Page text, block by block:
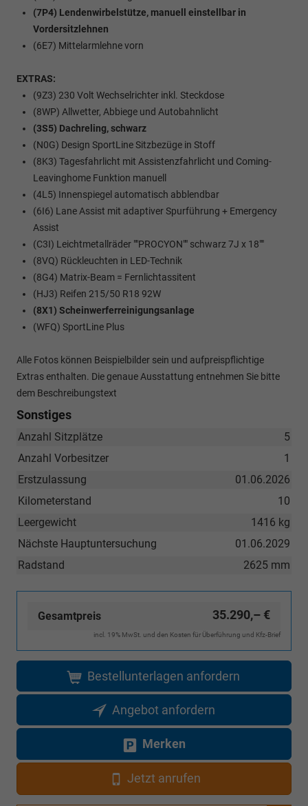
(7P4) Lendenwirbelstütze, manuell einstellbar in
Vordersitzlehnen
(6E7) Mittelarmlehne vorn
EXTRAS:
(9Z3) 230 Volt Wechselrichter inkl. Steckdose
(8WP) Allwetter, Abbiege und Autobahnlicht
(3S5) Dachreling, schwarz
(N0G) Design SportLine Sitzbezüge in Stoff
(8K3) Tagesfahrlicht mit Assistenzfahrlicht und Coming-
Leavinghome Funktion manuell
(4L5) Innenspiegel automatisch abblendbar
(6I6) Lane Assist mit adaptiver Spurführung + Emergency
Assist
(C3I) Leichtmetallräder ""PROCYON"" schwarz 7J x 18""
(8VQ) Rückleuchten in LED-Technik
(8G4) Matrix-Beam = Fernlichtassitent
(HJ3) Reifen 215/50 R18 92W
(8X1) Scheinwerferreinigungsanlage
(WFQ) SportLine Plus
Alle Fotos können Beispielbilder sein und aufpreispflichtige
Extras enthalten. Die genaue Ausstattung entnehmen Sie bitte
dem Beschreibungstext
Sonstiges
5
Anzahl Sitzplätze
1
Anzahl Vorbesitzer
01.06.2026
Erstzulassung
10
Kilometerstand
1416 kg
Leergewicht
01.06.2029
Nächste Hauptuntersuchung
2625 mm
Radstand
Gesamtpreis 35.290,– €
incl. 19% MwSt. und den Kosten für Überführung und Kfz-Brief
Bestellunterlagen anfordern
Angebot anfordern
Merken
Jetzt anrufen